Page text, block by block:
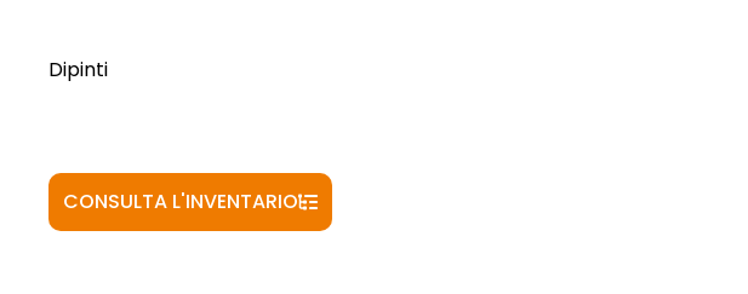
Dipinti
CONSULTA L'INVENTARIO